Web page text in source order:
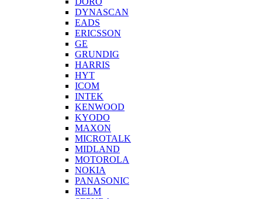
DYNASCAN
EADS
ERICSSON
GE
GRUNDIG
HARRIS
HYT
ICOM
INTEK
KENWOOD
KYODO
MAXON
MICROTALK
MIDLAND
MOTOROLA
NOKIA
PANASONIC
RELM